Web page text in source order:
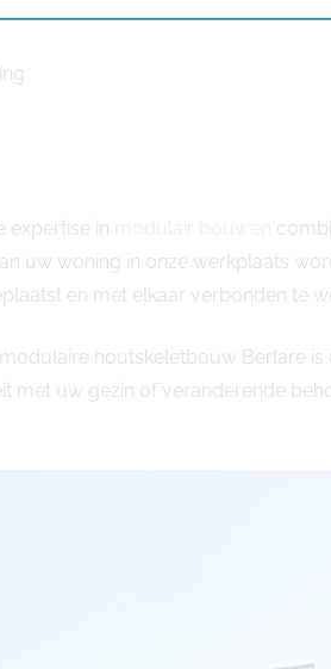
expertise in modulair bouwen
uw woning in onze werkplaats
en met elkaar verbonden te
houtskeletbouw Berlare
uw gezin of veranderende